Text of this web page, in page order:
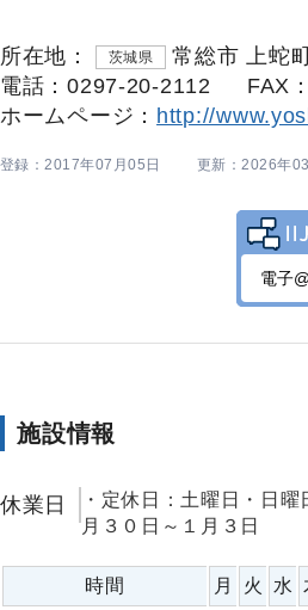
所在地： 茨城県
常総市 上蛇
電話：0297-20-2112
FAX
ホームページ： http://
登録：2017年07月05日 更新：2026年
電子
施設情報
休業日
・定休日：土曜日・日
月３０日～１月３日
時間 月 火 水